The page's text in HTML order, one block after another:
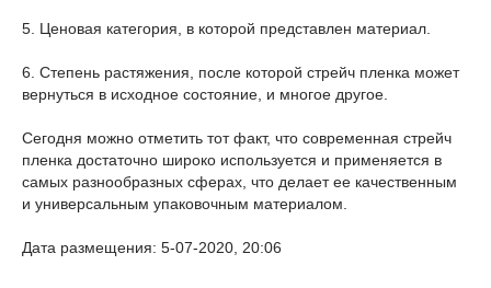
5. Ценовая категория, в которой представлен материал.
6. Степень растяжения, после которой стрейч пленка может
вернуться в исходное состояние, и многое другое.
Сегодня можно отметить тот факт, что современная стрейч
пленка достаточно широко используется и применяется в
самых разнообразных сферах, что делает ее качественным
и универсальным упаковочным материалом.
Дата размещения: 5-07-2020, 20:06